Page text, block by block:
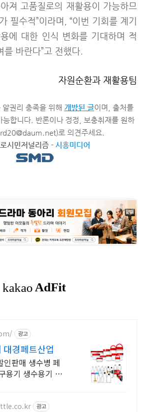
져 고품질로의 재활용이 가능하므
필수적”이라며, “이번 기회를 계기
에 대한 인식 변화를 기대하며 적
를 바란다”고 전했다.
자원순환과 재활용팀
권리 충족을 위해 개방된 글이며, 출처를
능합니다. 반론이나 정정, 보충취재를 원하
로 의견주세요.
시민저널리즘- 시흥미디어
광고
경페트산업
인판매 생수병 페
용기 생수용기 단
광고